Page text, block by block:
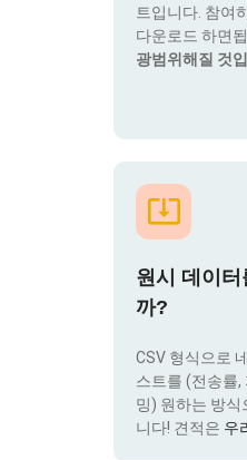
트입니다. 참여
다운로드 하면
광범위해질 것
원시 데이터
까?
CSV 형식으로
스트를 (전송률,
밍) 원하는 방식
니다! 견적은 우